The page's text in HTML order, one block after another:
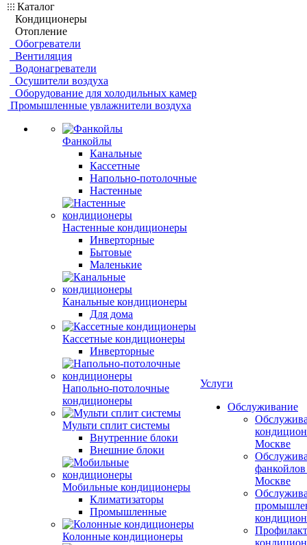
Каталог
Кондиционеры
Отопление
Обогреватели
Вентиляция
Водонагреватели
Осушители воздуха
Оборудование для холодильных камер
Промышленные увлажнители воздуха
Фанкойлы
Канальные
Кассетные
Напольно-потолочные
Настенные
Настенные кондиционеры
Инверторные
Бытовые
Маленькие
Канальные кондиционеры
Для дома
Кассетные кондиционеры
Инверторные
Напольно-потолочные
кондиционеры
Мульти сплит системы
Внутренние блоки
Внешние блоки
Мобильные кондиционеры
Климатизаторы
Промышленные
Колонные кондиционеры
Услуги
Обслуживание
Москве
Москве